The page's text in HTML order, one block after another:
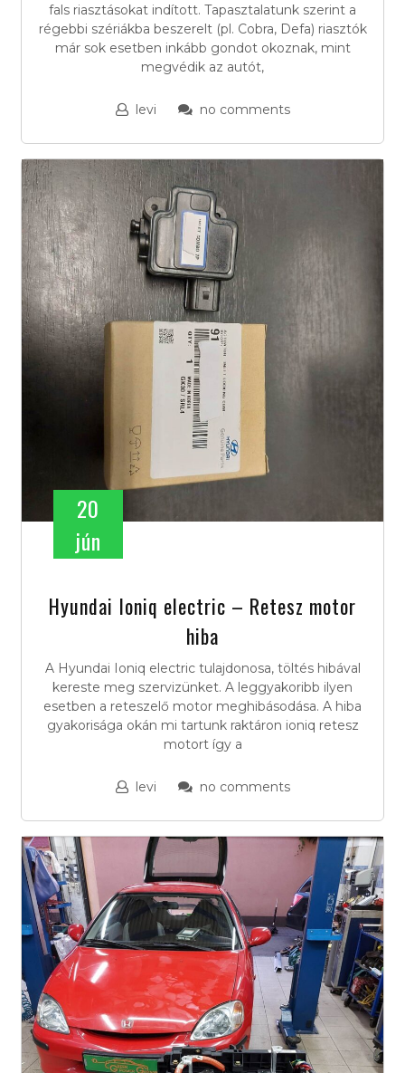
fals riasztásokat indított. Tapasztalatunk szerint a
régebbi szériákba beszerelt (pl. Cobra, Defa) riasztók
már sok esetben inkább gondot okoznak, mint
megvédik az autót,
levi no comments
20
jún
Hyundai Ioniq electric – Retesz motor
hiba
A Hyundai Ioniq electric tulajdonosa, töltés hibával
kereste meg szervizünket. A leggyakoribb ilyen
esetben a reteszelő motor meghibásodása. A hiba
gyakorisága okán mi tartunk raktáron ioniq retesz
motort így a
levi no comments